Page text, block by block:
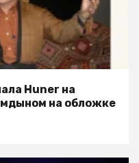
Huner на
на обложке